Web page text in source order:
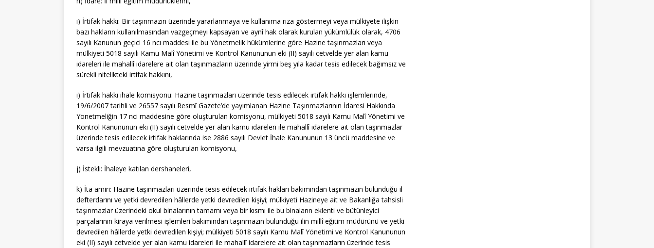
ı) İrtifak hakkı: Bir taşınmazın üzerinde yararlanmaya ve kullanıma rıza göstermeyi veya mülkiyete ilişkin
bazı hakların kullanılmasından vazgeçmeyi kapsayan ve aynî hak olarak kurulan yükümlülük olarak, 4706
sayılı Kanunun geçici 16 ncı maddesi ile bu Yönetmelik hükümlerine göre Hazine taşınmazları veya
mülkiyeti 5018 sayılı Kamu Malî Yönetimi ve Kontrol Kanununun eki (II) sayılı cetvelde yer alan kamu
idareleri ile mahallî idarelere ait olan taşınmazların üzerinde yirmi beş yıla kadar tesis edilecek bağımsız ve
sürekli nitelikteki irtifak hakkını,
i) İrtifak hakkı ihale komisyonu: Hazine taşınmazları üzerinde tesis edilecek irtifak hakkı işlemlerinde,
19/6/2007 tarihli ve 26557 sayılı Resmî Gazete’de yayımlanan Hazine Taşınmazlarının İdaresi Hakkında
Yönetmeliğin 17 nci maddesine göre oluşturulan komisyonu, mülkiyeti 5018 sayılı Kamu Malî Yönetimi ve
Kontrol Kanununun eki (II) sayılı cetvelde yer alan kamu idareleri ile mahallî idarelere ait olan taşınmazlar
üzerinde tesis edilecek irtifak haklarında ise 2886 sayılı Devlet İhale Kanununun 13 üncü maddesine ve
varsa ilgili mevzuatına göre oluşturulan komisyonu,
j) İstekli: İhaleye katılan dershaneleri,
k) İta amiri: Hazine taşınmazları üzerinde tesis edilecek irtifak hakları bakımından taşınmazın bulunduğu il
defterdarını ve yetki devredilen hâllerde yetki devredilen kişiyi; mülkiyeti Hazineye ait ve Bakanlığa tahsisli
taşınmazlar üzerindeki okul binalarının tamamı veya bir kısmı ile bu binaların eklenti ve bütünleyici
parçalarının kiraya verilmesi işlemleri bakımından taşınmazın bulunduğu ilin millî eğitim müdürünü ve yetki
devredilen hâllerde yetki devredilen kişiyi; mülkiyeti 5018 sayılı Kamu Malî Yönetimi ve Kontrol Kanununun
eki (II) sayılı cetvelde yer alan kamu idareleri ile mahallî idarelere ait olan taşınmazların üzerinde tesis